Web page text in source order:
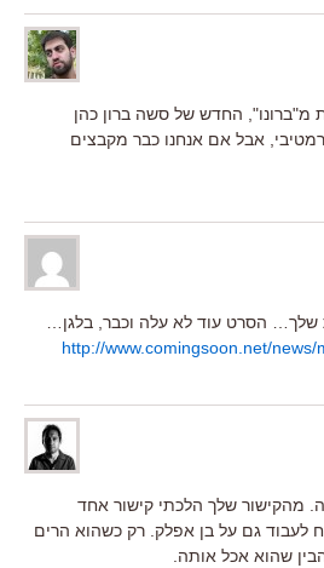
מ"ברונו", החדש של סשה ברון כהן
אבל אם אנחנו כבר מקבצים
שלך… הסרט עוד לא עלה וכבר, בלגן…
http://www.comingsoon.net/
מהקישור שלך הלכתי קישור אחד
לעבוד גם על בן אפלק. רק כשהוא הרים
שהוא אכל אותה.